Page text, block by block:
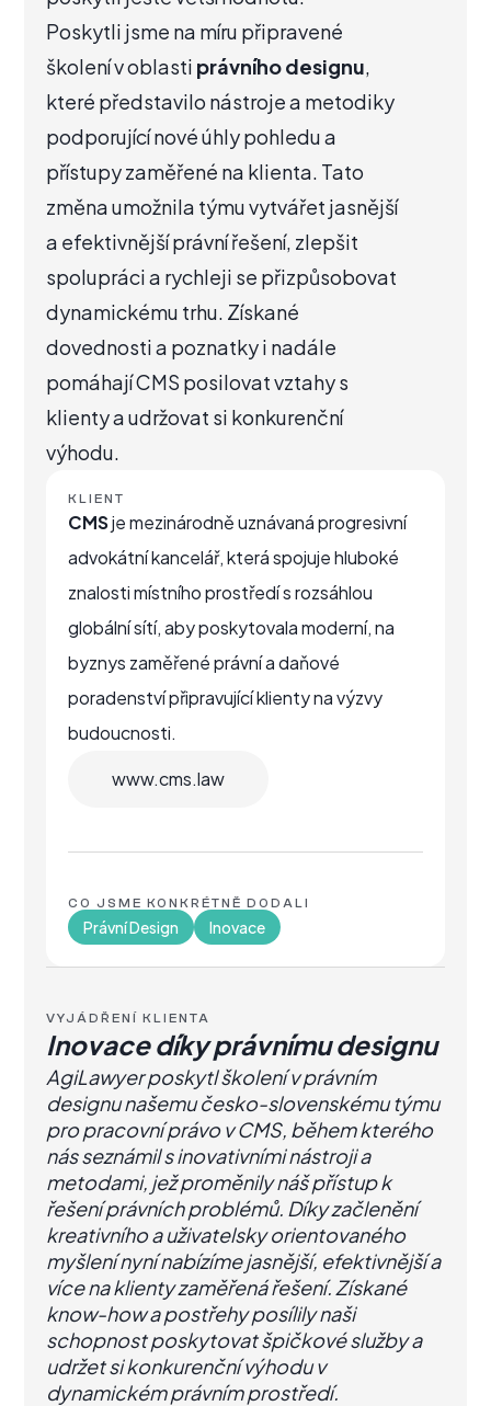
Poskytli jsme na míru připravené
školení v oblasti právního designu,
které představilo nástroje a metodiky
podporující nové úhly pohledu a
přístupy zaměřené na klienta. Tato
změna umožnila týmu vytvářet jasnější
a efektivnější právní řešení, zlepšit
spolupráci a rychleji se přizpůsobovat
dynamickému trhu. Získané
dovednosti a poznatky i nadále
pomáhají CMS posilovat vztahy s
klienty a udržovat si konkurenční
výhodu.
KLIENT
CMSje mezinárodně uznávaná progresivní
advokátní kancelář, která spojuje hluboké
znalosti místního prostředí s rozsáhlou
globální sítí, aby poskytovala moderní, na
byznys zaměřené právní a daňové
poradenství připravující klienty na výzvy
budoucnosti.
www.cms.law
CO JSME KONKRÉTNĚ DODALI
Právní Design Inovace
VYJÁDŘENÍ KLIENTA
Inovace díky právnímu designu
AgiLawyer poskytl školení v právním
designu našemu česko-slovenskému týmu
pro pracovní právo v CMS, během kterého
nás seznámil s inovativními nástroji a
metodami, jež proměnily náš přístup k
řešení právních problémů. Díky začlenění
kreativního a uživatelsky orientovaného
myšlení nyní nabízíme jasnější, efektivnější a
více na klienty zaměřená řešení. Získané
know-how a postřehy posílily naši
schopnost poskytovat špičkové služby a
udržet si konkurenční výhodu v
dynamickém právním prostředí.